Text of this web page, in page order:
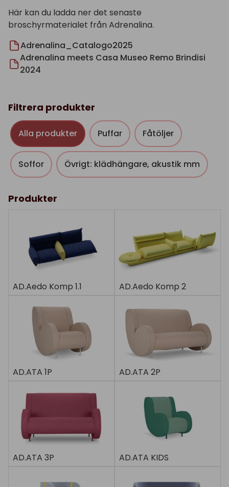
Här kan du ladda ner det senaste
broschyrmaterialet från Adrenalina.
Adrenalina_Catalogo2025
Adrenalina meets Casa Museo Remo Brindisi
2024
Filtrera produkter
Alla produkter Puffar Fåtöljer
Soffor Övrigt: klädhängare, akustik mm
Produkter
AD.Aedo Komp 1.1 AD.Aedo Komp 2
AD.ATA 1P AD.ATA 2P
AD.ATA 3P AD.ATA KIDS